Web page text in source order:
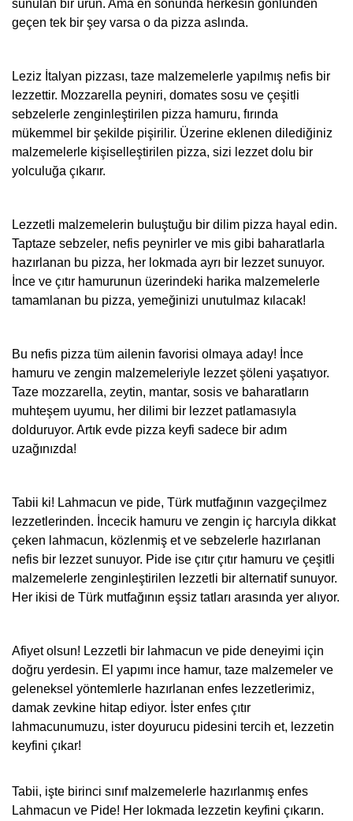
sunulan bir ürün. Ama en sonunda herkesin gönlünden
geçen tek bir şey varsa o da pizza aslında.
Leziz İtalyan pizzası, taze malzemelerle yapılmış nefis bir
lezzettir. Mozzarella peyniri, domates sosu ve çeşitli
sebzelerle zenginleştirilen pizza hamuru, fırında
mükemmel bir şekilde pişirilir. Üzerine eklenen dilediğiniz
malzemelerle kişiselleştirilen pizza, sizi lezzet dolu bir
yolculuğa çıkarır.
Lezzetli malzemelerin buluştuğu bir dilim pizza hayal edin.
Taptaze sebzeler, nefis peynirler ve mis gibi baharatlarla
hazırlanan bu pizza, her lokmada ayrı bir lezzet sunuyor.
İnce ve çıtır hamurunun üzerindeki harika malzemelerle
tamamlanan bu pizza, yemeğinizi unutulmaz kılacak!
Bu nefis pizza tüm ailenin favorisi olmaya aday! İnce
hamuru ve zengin malzemeleriyle lezzet şöleni yaşatıyor.
Taze mozzarella, zeytin, mantar, sosis ve baharatların
muhteşem uyumu, her dilimi bir lezzet patlamasıyla
dolduruyor. Artık evde pizza keyfi sadece bir adım
uzağınızda!
Tabii ki! Lahmacun ve pide, Türk mutfağının vazgeçilmez
lezzetlerinden. İncecik hamuru ve zengin iç harcıyla dikkat
çeken lahmacun, közlenmiş et ve sebzelerle hazırlanan
nefis bir lezzet sunuyor. Pide ise çıtır çıtır hamuru ve çeşitli
malzemelerle zenginleştirilen lezzetli bir alternatif sunuyor.
Her ikisi de Türk mutfağının eşsiz tatları arasında yer alıyor.
Afiyet olsun! Lezzetli bir lahmacun ve pide deneyimi için
doğru yerdesin. El yapımı ince hamur, taze malzemeler ve
geleneksel yöntemlerle hazırlanan enfes lezzetlerimiz,
damak zevkine hitap ediyor. İster enfes çıtır
lahmacunumuzu, ister doyurucu pidesini tercih et, lezzetin
keyfini çıkar!
Tabii, işte birinci sınıf malzemelerle hazırlanmış enfes
Lahmacun ve Pide! Her lokmada lezzetin keyfini çıkarın.